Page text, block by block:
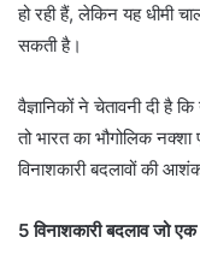
हो रही हैं, लेकिन यह धीमी
सकती है।
वैज्ञानिकों ने चेतावनी दी
तो भारत का भौगोलिक
विनाशकारी बदलावों की
5 विनाशकारी बदलाव जो